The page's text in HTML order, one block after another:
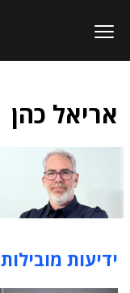
אריאל כהן
תוכן פרסומי
ידיעות מובילות